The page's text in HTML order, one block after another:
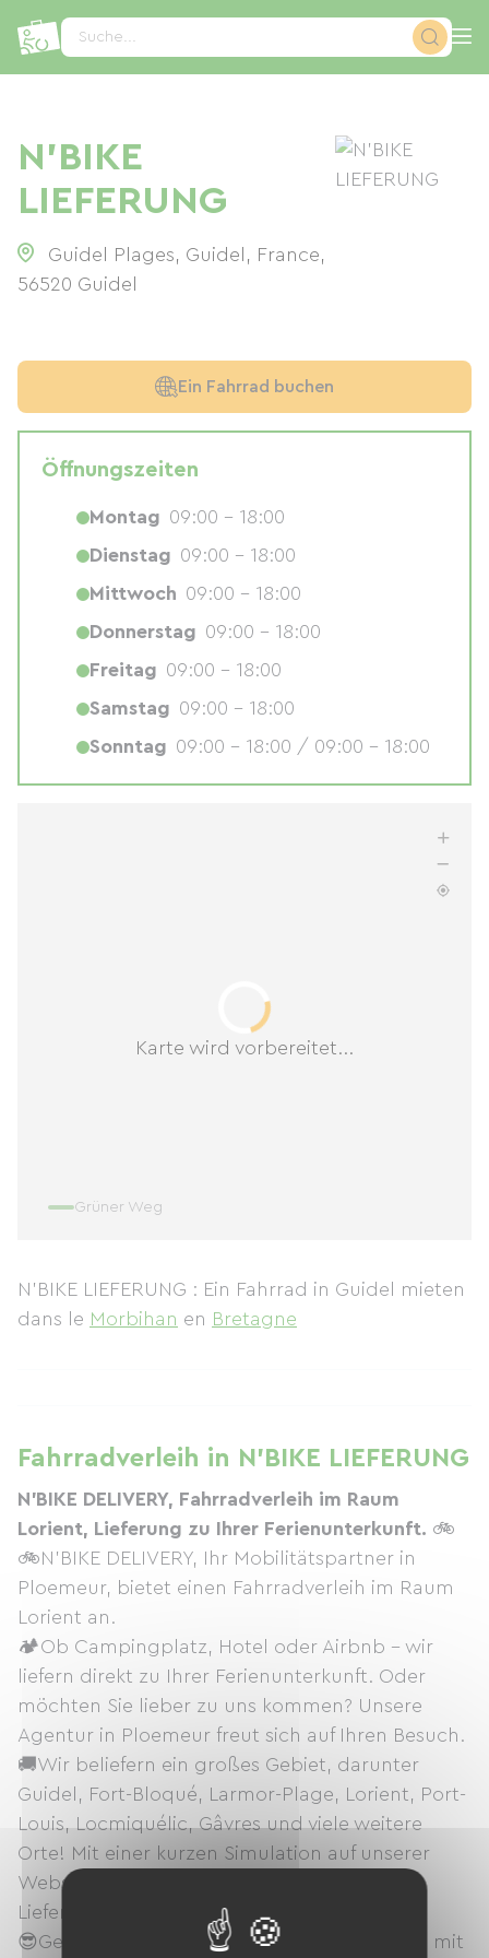
Suche...
N'BIKE
LIEFERUNG
Guidel Plages, Guidel, France,
56520 Guidel
Karte wird vorbereitet...
Grüner Weg
N'BIKE LIEFERUNG : Ein Fahrrad in Guidel mieten
dans le Morbihan en Bretagne
Fahrradverleih in N'BIKE LIEFERUNG
N'BIKE DELIVERY, Fahrradverleih im Raum
Lorient, Lieferung zu Ihrer Ferienunterkunft. 🚲
🚲N'BIKE DELIVERY, Ihr Mobilitätspartner in
Ploemeur, bietet einen Fahrradverleih im Raum
Lorient an.
🏕️Ob Campingplatz, Hotel oder Airbnb – wir
liefern direkt zu Ihrer Ferienunterkunft. Oder
möchten Sie lieber zu uns kommen? Unsere
Agentur in Ploemeur freut sich auf Ihren Besuch.
🚚Wir beliefern ein großes Gebiet, darunter
Guidel, Fort-Bloqué, Larmor-Plage, Lorient, Port-
Louis, Locmiquélic, Gâvres und viele weitere
Orte! Mit einer kurzen Simulation auf unserer
Website können Sie prüfen, ob Sie im
Liefergebiet liegen.
😎Genießen Sie Ihren Urlaub in vollen Zügen mit
Ein Fahrrad buchen
Öffnungszeiten
Montag 09:00 - 18:00
Dienstag 09:00 - 18:00
Mittwoch 09:00 - 18:00
Donnerstag 09:00 - 18:00
Freitag 09:00 - 18:00
Samstag 09:00 - 18:00
Sonntag 09:00 - 18:00 / 09:00 - 18:00
Cookie-Einstellungen